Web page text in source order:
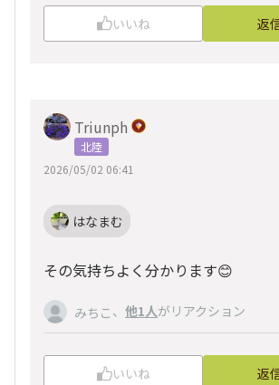
いいね 返
Triunph
北陸
2026/05/02 06:41
はなまむ
その気持ちよく分かります😊
みちこ 、 他1人がリアクション
いいね 返